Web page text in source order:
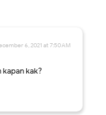
6, 2021 at 7:50 AM
kapan kak?